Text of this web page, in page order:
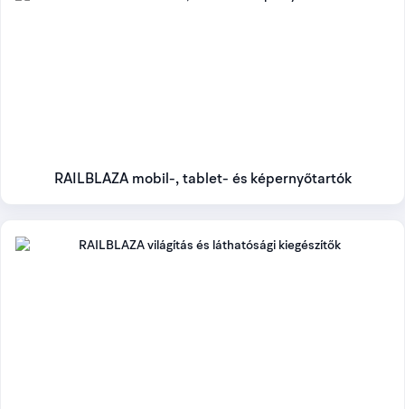
RAILBLAZA mobil-, tablet- és képernyőtartók